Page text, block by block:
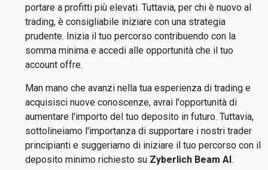
portare a profitti più elevati. Tuttavia, per chi è nuovo al
trading, è consigliabile iniziare con una strategia
prudente. Inizia il tuo percorso contribuendo con la
somma minima e accedi alle opportunità che il tuo
account offre.
Man mano che avanzi nella tua esperienza di trading e
acquisisci nuove conoscenze, avrai l'opportunità di
aumentare l'importo del tuo deposito in futuro. Tuttavia,
sottolineiamo l'importanza di supportare i nostri trader
principianti e suggeriamo di iniziare il tuo percorso con il
deposito minimo richiesto su Zyberlich Beam AI.